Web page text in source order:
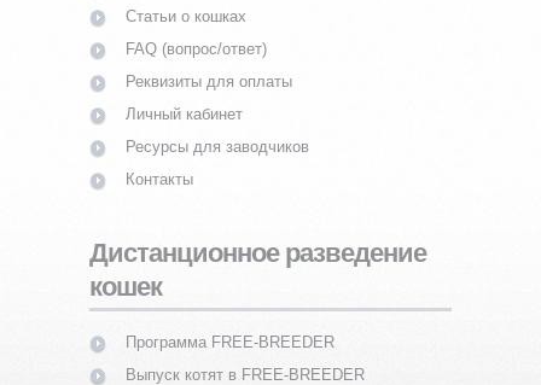
Статьи о кошках
FAQ (вопрос/ответ)
Реквизиты для оплаты
Личный кабинет
Ресурсы для заводчиков
Контакты
Дистанционное разведение
кошек
Программа FREE-BREEDER
Выпуск котят в FREE-BREEDER